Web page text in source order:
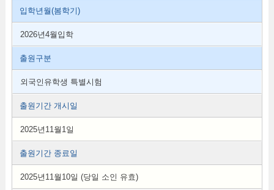
입학년월(봄학기)
2026년4월입학
출원구분
외국인유학생 특별시험
출원기간 개시일
2025년11월1일
출원기간 종료일
2025년11월10일 (당일 소인 유효)